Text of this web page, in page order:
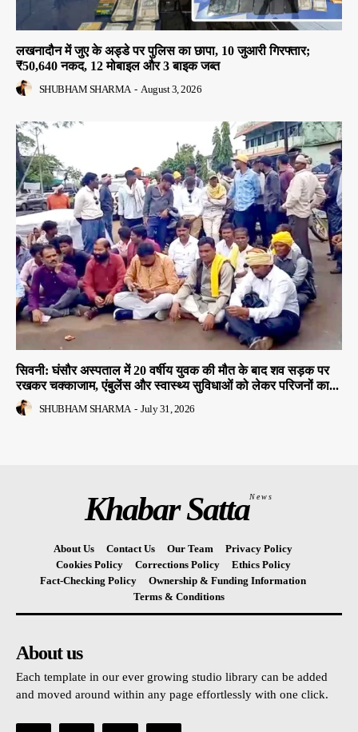
लखनादौन में जुए के अड्डे पर पुलिस का छापा, 10 जुआरी गिरफ्तार;
₹50,640 नकद, 12 मोबाइल और 3 बाइक जब्त
SHUBHAM SHARMA - August 3, 2026
सिवनी: घंसौर अस्पताल में 20 वर्षीय युवक की मौत के बाद शव सड़क पर
रखकर चक्काजाम, एंबुलेंस और स्वास्थ्य सुविधाओं को लेकर परिजनों का...
SHUBHAM SHARMA - July 31, 2026
Khabar SattaNews
About Us Contact Us Our Team
Privacy Policy
Cookies Policy
Corrections Policy
Ethics Policy
Fact-Checking Policy
Ownership & Funding Information
Terms & Conditions
About us
Each template in our ever growing studio library can be added
and moved around within any page effortlessly with one click.